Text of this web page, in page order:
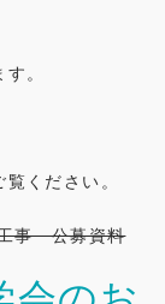
。
ください。
事 公募資料